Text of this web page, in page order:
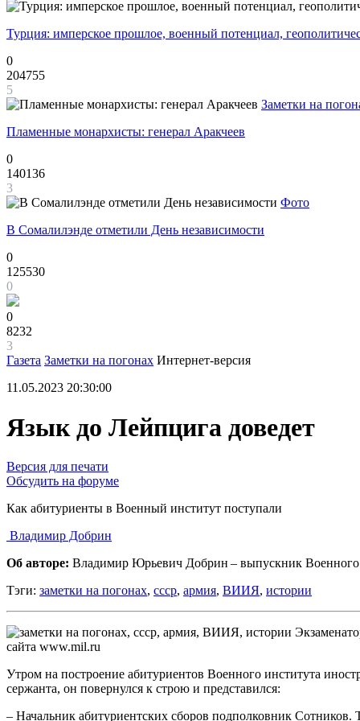
Турция: имперское прошлое, военный потенциал,
0
204755
5
Заметки на
Пламенные монархисты: генерал Аракчеев
0
140136
3
Фото
В Сомалилэнде отметили День независимости
0
125530
0
0
8232
3
Газета Заметки на погонах Интернет-версия
11.05.2023 20:30:00
Язык до Лейпцига доведет
Версия для печати
Обсудить на форуме
Как абитуриенты в Военный институт поступали
Владимир Добрин
Об авторе: Владимир Юрьевич Добрин – выпускник
Тэги: заметки на погонах, ссср, армия, ВИИЯ, истории
сайта www.mil.ru
Утром на построение абитуриентов Военного института
сержанта, он повернулся к строю и представился:
– Начальник абитуриентских сборов подполковник